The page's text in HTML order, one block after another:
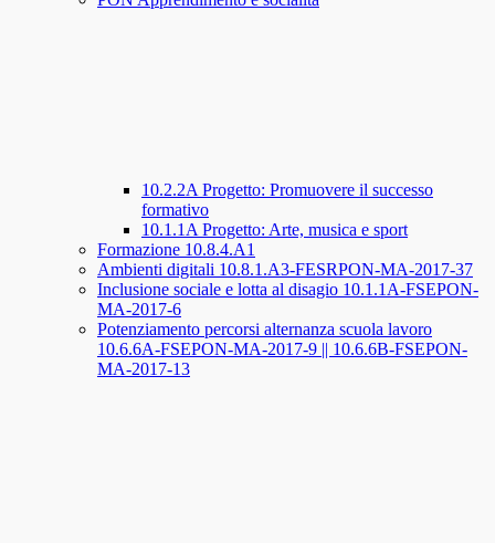
10.2.2A Progetto: Promuovere il successo
formativo
10.1.1A Progetto: Arte, musica e sport
Formazione 10.8.4.A1
Ambienti digitali 10.8.1.A3-FESRPON-MA-2017-37
Inclusione sociale e lotta al disagio 10.1.1A-FSEPON-
MA-2017-6
Potenziamento percorsi alternanza scuola lavoro
10.6.6A-FSEPON-MA-2017-9 || 10.6.6B-FSEPON-
MA-2017-13